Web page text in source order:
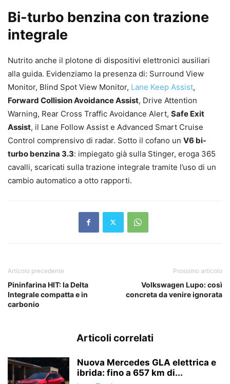
Bi-turbo benzina con trazione
integrale
Nutrito anche il plotone di dispositivi elettronici ausiliari
alla guida. Evidenziamo la presenza di: Surround View
Monitor, Blind Spot View Monitor, Lane Keep Assist,
Forward Collision Avoidance Assist, Drive Attention
Warning, Rear Cross Traffic Avoidance Alert, Safe Exit
Assist, il Lane Follow Assist e Advanced Smart Cruise
Control comprensivo di radar. Sotto il cofano un V6 bi-
turbo benzina 3.3: impiegato già sulla Stinger, eroga 365
cavalli, scaricati sulla trazione integrale tramite l’uso di un
cambio automatico a otto rapporti.
Articolo precedente
Pininfarina HIT: la Delta
Integrale compatta e in
carbonio
Prossimo articolo
Volkswagen Lupo: così
concreta da venire ignorata
Articoli correlati
Nuova Mercedes GLA elettrica e
ibrida: fino a 657 km di...